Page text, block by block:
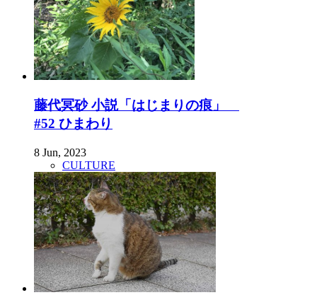
藤代冥砂 小説「はじまりの痕」
#52 ひまわり
8 Jun, 2023
CULTURE